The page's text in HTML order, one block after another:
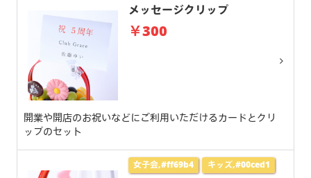
メッセージクリップ
￥300
開業や開店のお祝いなどにご利用いただけるカードとクリ
ップのセット
女子会,#ff69b4 キッズ,#00ced1